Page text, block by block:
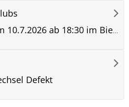
Stammtisch am ​10.7.2026 ab 18:30 im Biergarten Neckartailfingen
Defekt